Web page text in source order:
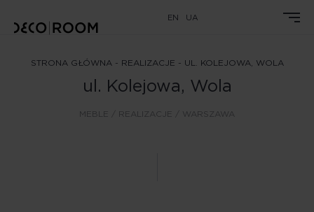
EN UA
STRONA GŁÓWNA- REALIZACJE - UL. KOLEJOWA, WOLA
ul. Kolejowa, Wola
MEBLE / REALIZACJE / WARSZAWA